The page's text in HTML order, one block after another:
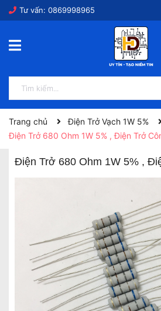
Tư vấn: 0869998965
Trang chủ
Điện Trở Vạch 1W 5%
Điện Trở 680 Ohm 1W 5% , Điện Trở
Điện Trở 680 Ohm 1W 5% ,